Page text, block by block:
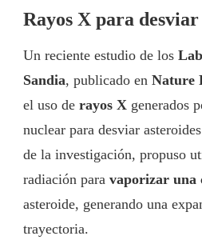
Rayos X para
Un reciente estudio de los
Sandia, publicado en Nature
el uso de rayos X generados
nuclear para desviar
de la investigación, propuso
radiación para vaporizar una
asteroide, generando una
trayectoria.